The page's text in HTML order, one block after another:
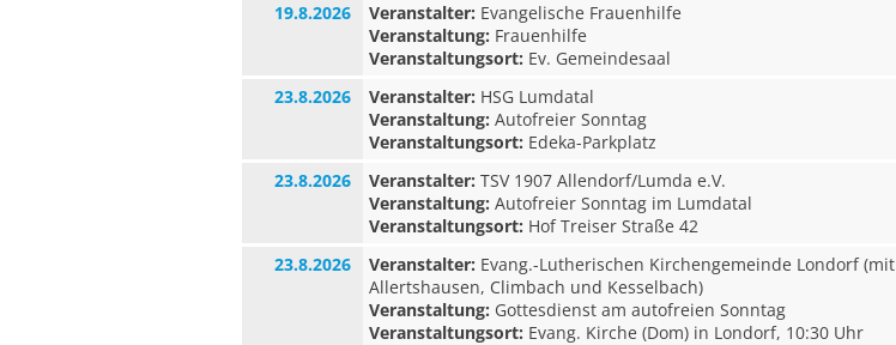
19.8.2026
Veranstalter: Evangelische Frauenhilfe
Veranstaltung: Frauenhilfe
Veranstaltungsort: Ev. Gemeindesaal
23.8.2026
Veranstalter: HSG Lumdatal
Veranstaltung: Autofreier Sonntag
Veranstaltungsort: Edeka-Parkplatz
23.8.2026
Veranstalter: TSV 1907 Allendorf/Lumda e.V.
Veranstaltung: Autofreier Sonntag im Lumdatal
Veranstaltungsort: Hof Treiser Straße 42
23.8.2026
Veranstalter: Evang.-Lutherischen Kirchengemeinde Londorf (mit
Allertshausen, Climbach und Kesselbach)
Veranstaltung: Gottesdienst am autofreien Sonntag
Veranstaltungsort: Evang. Kirche (Dom) in Londorf, 10:30 Uhr